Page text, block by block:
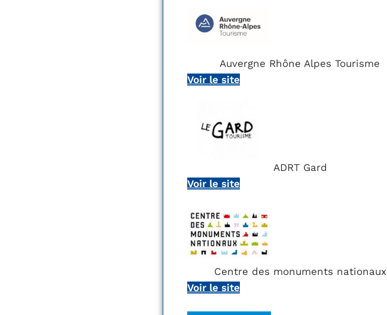
Auvergne Rhône Alpes Tourisme
Voir le site
ADRT Gard
Voir le site
Centre des monuments nationaux
Voir le site